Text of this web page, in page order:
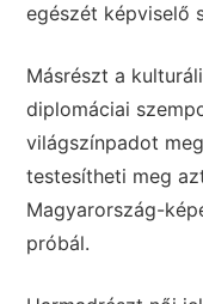
egészét képviselő
Másrészt a
diplomáciai
világszínpadot
testesítheti meg
Magyarország-
próbál.